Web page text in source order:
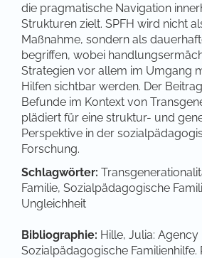
die pragmatische Navigation
Strukturen zielt. SPFH wird nicht
Maßnahme, sondern als
begriffen, wobei
Strategien vor allem im Umgang
Hilfen sichtbar werden. Der
Befunde im Kontext von
plädiert für eine struktur- und
Perspektive in der
Forschung.
Schlagwörter:
Familie, Sozialpädagogische
Ungleichheit
Bibliographie: Hille, Julia: Agency
Sozialpädagogische Familienhilfe.